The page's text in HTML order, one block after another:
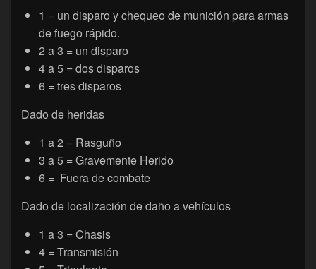
1 = un disparo y chequeo de munición para armas
de fuego rápido.
2 a 3 = un disparo
4 a 5 = dos disparos
6 = tres disparos
Dado de heridas
1 a 2 = Rasguño
3 a 5 = Gravemente Herido
6 = Fuera de combate
Dado de localización de daño a vehículos
1 a 3 = Chasis
4 = Transmisión